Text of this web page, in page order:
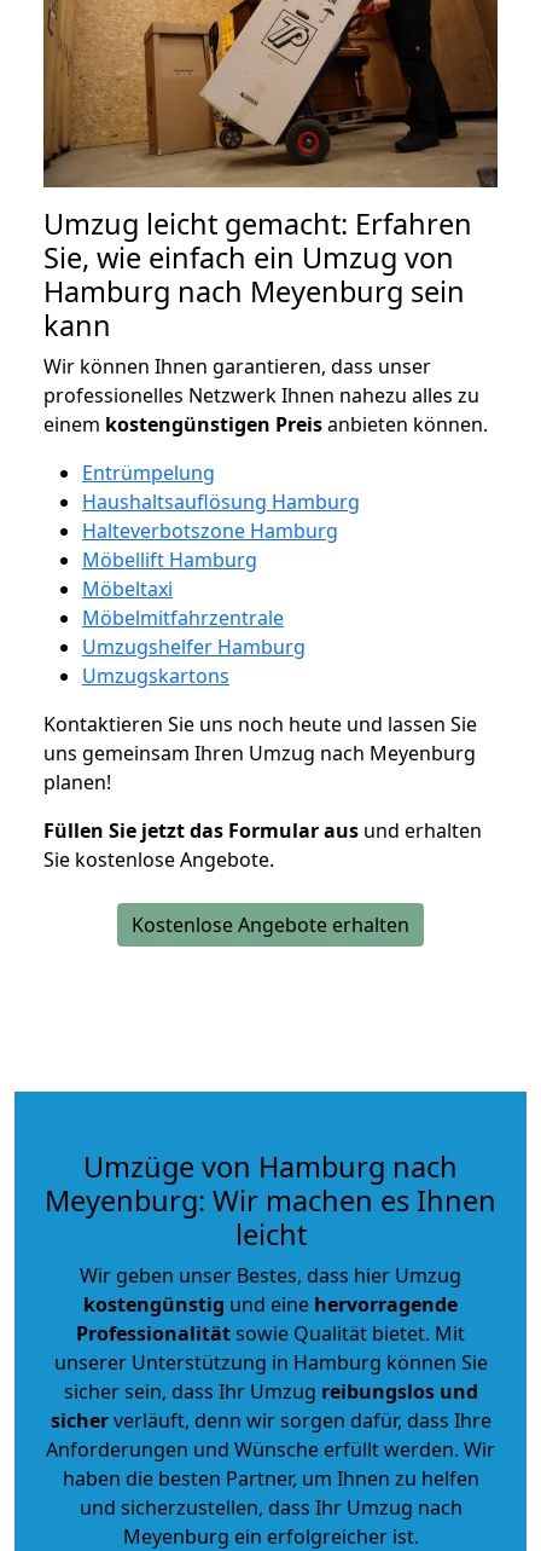
Umzug leicht gemacht: Erfahren
Sie, wie einfach ein Umzug von
Hamburg nach Meyenburg sein
kann
Wir können Ihnen garantieren, dass unser
professionelles Netzwerk Ihnen nahezu alles zu
einem kostengünstigen Preisanbieten können.
Entrümpelung
Haushaltsauflösung Hamburg
Halteverbotszone Hamburg
Möbellift Hamburg
Möbeltaxi
Möbelmitfahrzentrale
Umzugshelfer Hamburg
Umzugskartons
Kontaktieren Sie uns noch heute und lassen Sie
uns gemeinsam Ihren Umzug nach Meyenburg
planen!
Füllen Sie jetzt das Formular aus und erhalten
Sie kostenlose Angebote.
Kostenlose Angebote erhalten
Umzüge von Hamburg nach
Meyenburg: Wir machen es Ihnen
leicht
Wir geben unser Bestes, dass hier Umzug
kostengünstig und eine hervorragende
Professionalitätsowie Qualität bietet. Mit
unserer Unterstützung in Hamburg können Sie
sicher sein, dass Ihr Umzug reibungslos und
sicherverläuft, denn wir sorgen dafür, dass Ihre
Anforderungen und Wünsche erfüllt werden. Wir
haben die besten Partner, um Ihnen zu helfen
und sicherzustellen, dass Ihr Umzug nach
Meyenburg ein erfolgreicher ist.